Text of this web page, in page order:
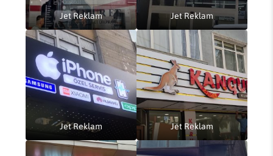
Jet Reklam Jet Reklam
Jet Reklam Jet Reklam